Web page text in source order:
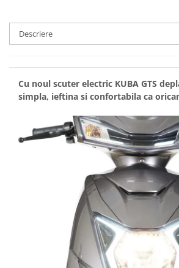
Descriere
Cu noul scuter electric KUBA GTS
simpla, ieftina si confortabila ca